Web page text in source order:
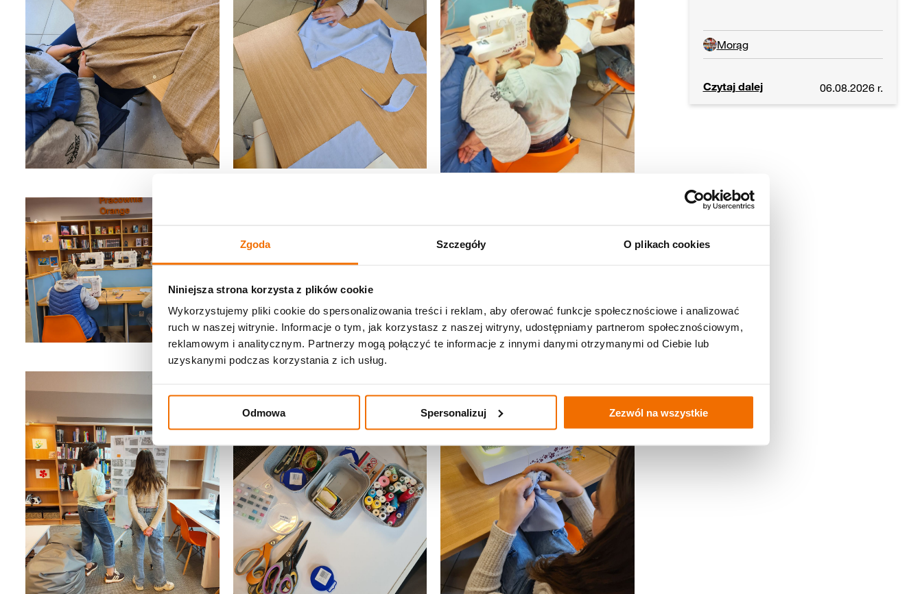
Zgoda Szczegóły O plikach cookies
Niniejsza strona korzysta z plików cookie
Wykorzystujemy pliki cookie do spersonalizowania treści i reklam, aby oferować funkcje społecznościowe i analizować
ruch w naszej witrynie. Informacje o tym, jak korzystasz z naszej witryny, udostępniamy partnerom społecznościowym,
reklamowym i analitycznym. Partnerzy mogą połączyć te informacje z innymi danymi otrzymanymi od Ciebie lub
uzyskanymi podczas korzystania z ich usług.
Odmowa Spersonalizuj Zezwól na wszystkie
Morąg
Czytaj dalej 06.08.2026 r.